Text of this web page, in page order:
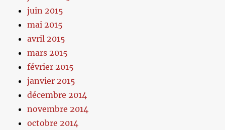
juin 2015
mai 2015
avril 2015
mars 2015
février 2015
janvier 2015
décembre 2014
novembre 2014
octobre 2014